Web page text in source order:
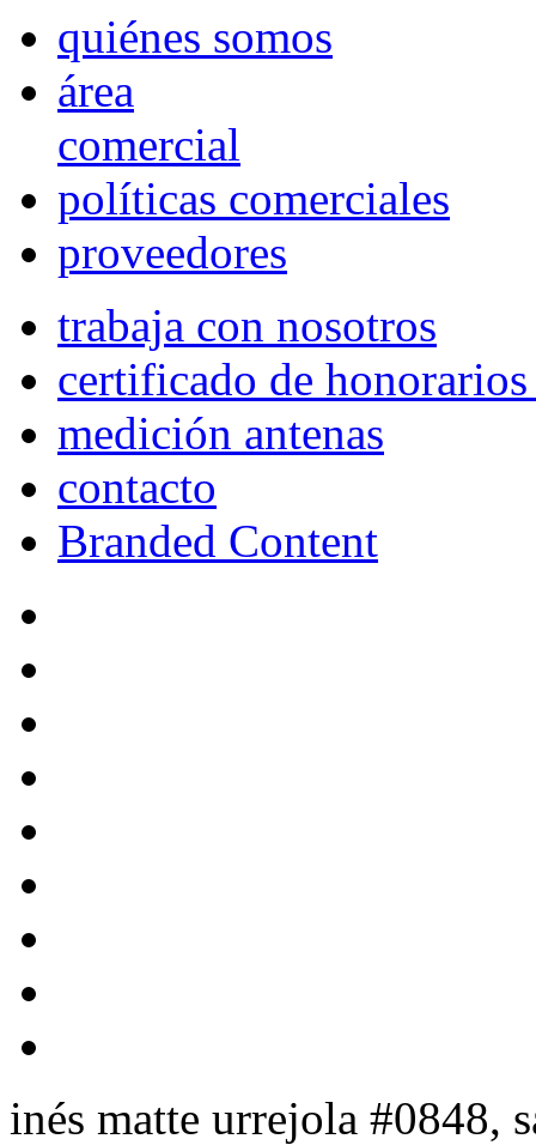
quiénes somos
área
comercial
políticas comerciales
proveedores
trabaja con nosotros
certificado de
medición antenas
contacto
Branded Content
inés matte urrejola #0848,